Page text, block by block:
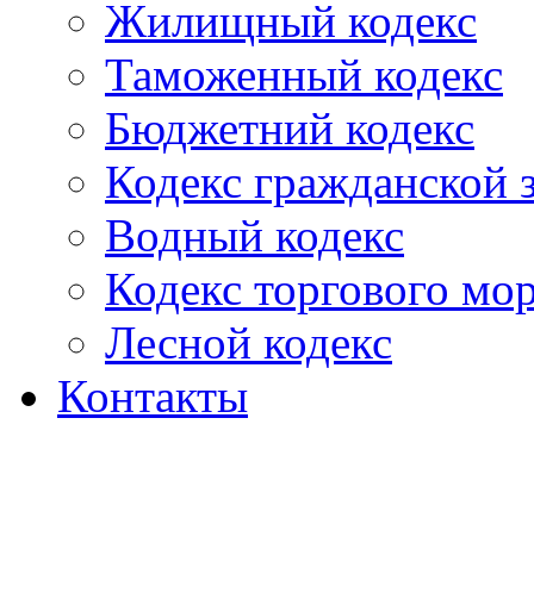
Жилищный кодекс
Таможенный кодекс
Бюджетний кодекс
Кодекс гражданской
Водный кодекс
Кодекс торгового
Лесной кодекс
Контакты